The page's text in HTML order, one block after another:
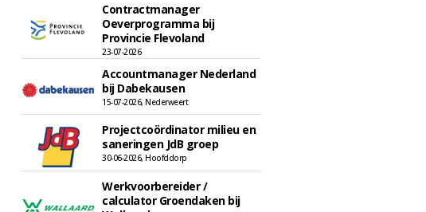
Contractmanager
Oeverprogramma bij
Provincie Flevoland
23-07-2026
Accountmanager Nederland
bij Dabekausen
15-07-2026, Nederweert
Projectcoördinator milieu en
saneringen JdB groep
30-06-2026, Hoofddorp
Werkvoorbereider /
calculator Groendaken bij